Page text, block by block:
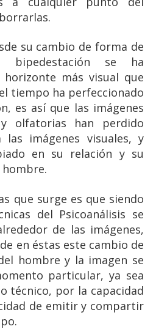
su cambio de forma de
bipedestación se ha
más visual que
tiempo ha perfeccionado
es así que las imágenes
olfatorias han perdido
las imágenes visuales, y
en su relación y su
que surge es que siendo
del Psicoanálisis se
de las imágenes,
en éstas este cambio de
hombre y la imagen se
particular, ya sea
técnico, por la capacidad
de emitir y compartir